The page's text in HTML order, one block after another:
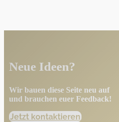
Neue Ideen?
Wir bauen diese Seite neu auf
und brauchen euer Feedback!
Jetzt kontaktieren